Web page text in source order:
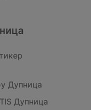
Дупница
Дупница